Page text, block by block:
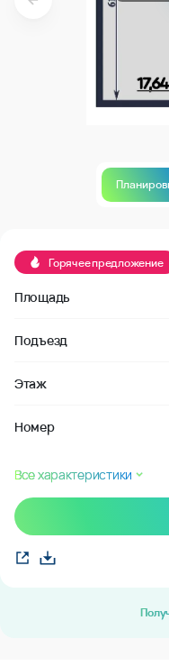
Горячее предложение
Площадь
Подъезд
Этаж
Номер
Все характеристики